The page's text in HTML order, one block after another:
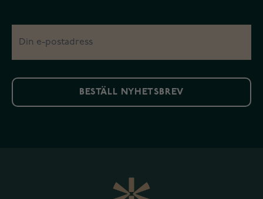
BESTÄLL NYHETSBREV